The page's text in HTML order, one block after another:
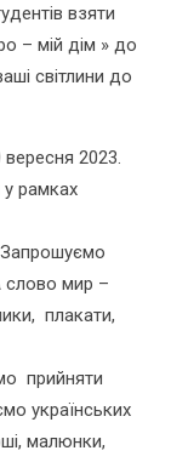
взяти
– мій дім » до
світлини до
вересня 2023.
рамках
слово мир –
плакати,
прийняти
українських
малюнки,